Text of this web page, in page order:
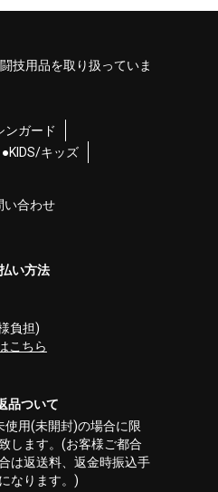
技用品を取り扱っていま
ンガード
●KIDS/キッズ
い合わせ
い方法
負担)
こちら
品ついて
用(未開封)の場合に限
します。(お客様ご都合
は返送料、返金時振込手
なります。)